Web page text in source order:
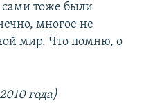
сами тоже были
многое не
мир. Что помню, о
года)